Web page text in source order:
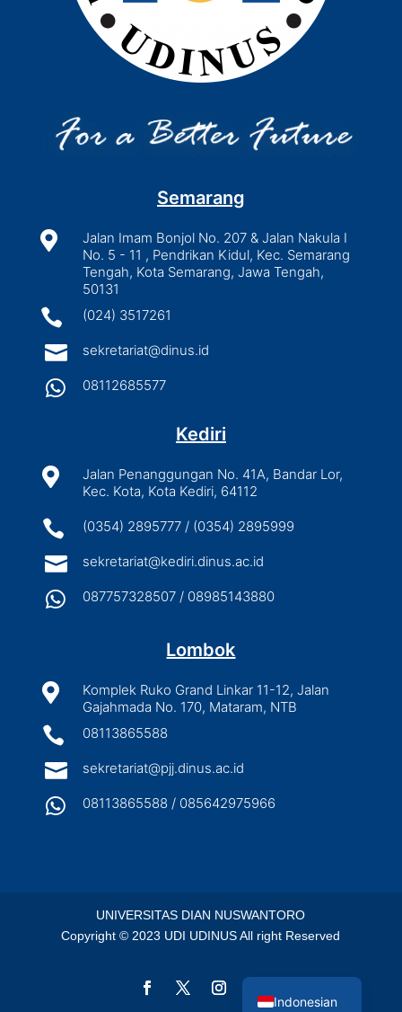
Semarang

Jalan Imam Bonjol No. 207 & Jalan Nakula I
No. 5 - 11 , Pendrikan Kidul, Kec. Semarang
Tengah, Kota Semarang, Jawa Tengah,
50131
 (024) 3517261
 sekretariat@dinus.id
 08112685577
Kediri

Jalan Penanggungan No. 41A, Bandar Lor,
Kec. Kota, Kota Kediri, 64112
 (0354) 2895777 / (0354) 2895999
 sekretariat@kediri.dinus.ac.id
 087757328507 / 08985143880
Lombok

Komplek Ruko Grand Linkar 11-12, Jalan
Gajahmada No. 170, Mataram, NTB
 08113865588
 sekretariat@pjj.dinus.ac.id
 08113865588 / 085642975966
UNIVERSITAS DIAN NUSWANTORO
Copyright © 2023 UDI UDINUS All right Reserved
Indonesian